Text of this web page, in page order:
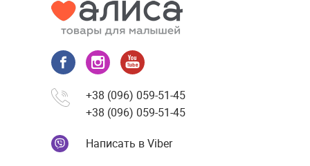
+38 (096) 059-51-45
+38 (096) 059-51-45
Написать в Viber